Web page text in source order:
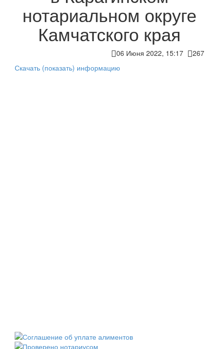
нотариальном округе
Камчатского края
06 Июня 2022, 15:17
267
Скачать (показать) информацию